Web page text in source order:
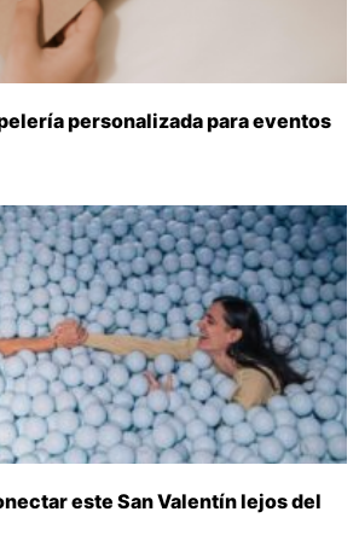
personalizada para eventos
este San Valentín lejos del